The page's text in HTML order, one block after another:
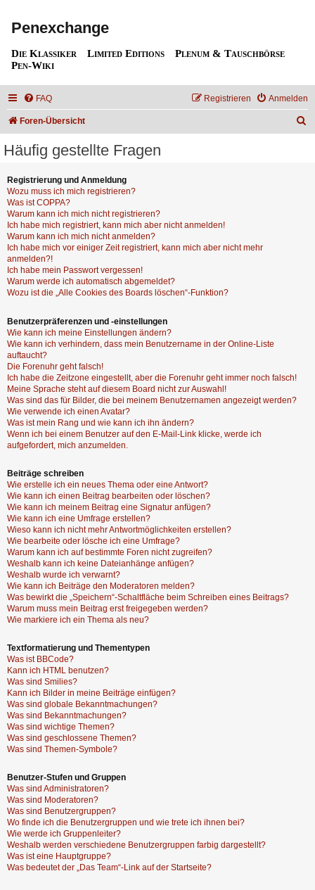
Penexchange
Die Klassiker Limited Editions
Plenum & Tauschbörse
Pen-Wiki
FAQ Anmelden
Registrieren
Foren-Übersicht
Häufig gestellte Fragen
Registrierung und Anmeldung
Wozu muss ich mich registrieren?
Was ist COPPA?
Warum kann ich mich nicht registrieren?
Ich habe mich registriert, kann mich aber nicht anmelden!
Warum kann ich mich nicht anmelden?
Ich habe mich vor einiger Zeit registriert, kann mich aber nicht mehr
anmelden?!
Ich habe mein Passwort vergessen!
Warum werde ich automatisch abgemeldet?
Wozu ist die „Alle Cookies des Boards löschen“-Funktion?
Benutzerpräferenzen und -einstellungen
Wie kann ich meine Einstellungen ändern?
Wie kann ich verhindern, dass mein Benutzername in der Online-Liste
auftaucht?
Die Forenuhr geht falsch!
Ich habe die Zeitzone eingestellt, aber die Forenuhr geht immer noch falsch!
Meine Sprache steht auf diesem Board nicht zur Auswahl!
Was sind das für Bilder, die bei meinem Benutzernamen angezeigt werden?
Wie verwende ich einen Avatar?
Was ist mein Rang und wie kann ich ihn ändern?
Wenn ich bei einem Benutzer auf den E-Mail-Link klicke, werde ich
aufgefordert, mich anzumelden.
Beiträge schreiben
Wie erstelle ich ein neues Thema oder eine Antwort?
Wie kann ich einen Beitrag bearbeiten oder löschen?
Wie kann ich meinem Beitrag eine Signatur anfügen?
Wie kann ich eine Umfrage erstellen?
Wieso kann ich nicht mehr Antwortmöglichkeiten erstellen?
Wie bearbeite oder lösche ich eine Umfrage?
Warum kann ich auf bestimmte Foren nicht zugreifen?
Weshalb kann ich keine Dateianhänge anfügen?
Weshalb wurde ich verwarnt?
Wie kann ich Beiträge den Moderatoren melden?
Was bewirkt die „Speichern“-Schaltfläche beim Schreiben eines Beitrags?
Warum muss mein Beitrag erst freigegeben werden?
Wie markiere ich ein Thema als neu?
Textformatierung und Thementypen
Was ist BBCode?
Kann ich HTML benutzen?
Was sind Smilies?
Kann ich Bilder in meine Beiträge einfügen?
Was sind globale Bekanntmachungen?
Was sind Bekanntmachungen?
Was sind wichtige Themen?
Was sind geschlossene Themen?
Was sind Themen-Symbole?
Benutzer-Stufen und Gruppen
Was sind Administratoren?
Was sind Moderatoren?
Was sind Benutzergruppen?
Wo finde ich die Benutzergruppen und wie trete ich ihnen bei?
Wie werde ich Gruppenleiter?
Weshalb werden verschiedene Benutzergruppen farbig dargestellt?
Was ist eine Hauptgruppe?
Was bedeutet der „Das Team“-Link auf der Startseite?